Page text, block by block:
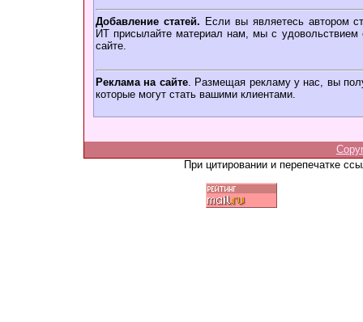
Добавление статей. Если вы являетесь автором
ИТ присылайте материал нам, мы с удовольствием
сайте.
Реклама на сайте. Размещая рекламу у нас, вы
которые могут стать вашими клиентами.
При цитировании и перепечатке